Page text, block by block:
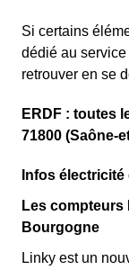
Si certains
dédié au
retrouver en se
ERDF : toutes
71800 (Saône-
Infos
Les compteurs
Bourgogne
Linky est un